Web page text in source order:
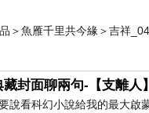
度了。
講不清楚，所以我還
在我能力所及範圍
＞魚雁千里共今緣＞吉
藏封面聊兩句-【支離人】
說看科幻小說給我的最大啟